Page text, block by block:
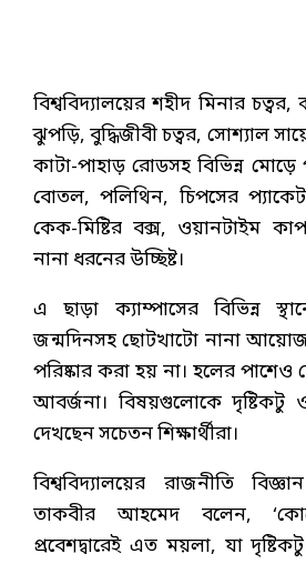
বিশ্ববিদ্যালয়ের শহীদ মিনার
ঝুপড়ি, বুদ্ধিজীবী চত্বর, সোশ্যাল
কাটা-পাহাড় রোডসহ বিভিন্ন মোড়ে
বোতল, পলিথিন, চিপসের
কেক-মিষ্টির বক্স, ওয়ানটাইম
নানা ধরনের উচ্ছিষ্ট।
এ ছাড়া ক্যাম্পাসের বিভিন্ন
জন্মদিনসহ ছোটখাটো নানা
পরিষ্কার করা হয় না। হলের পাশেও
আবর্জনা। বিষয়গুলোকে দৃষ্টিকটু
দেখছেন সচেতন শিক্ষার্থীরা।
বিশ্ববিদ্যালয়ের রাজনীতি
তাকবীর আহমেদ বলেন,
প্রবেশদ্বারেই এত ময়লা, যা